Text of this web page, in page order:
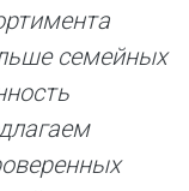
семейных